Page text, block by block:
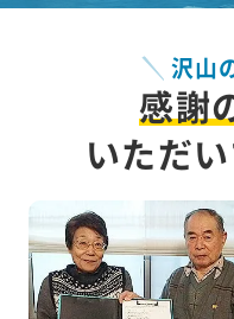
沢山
感謝
いただ